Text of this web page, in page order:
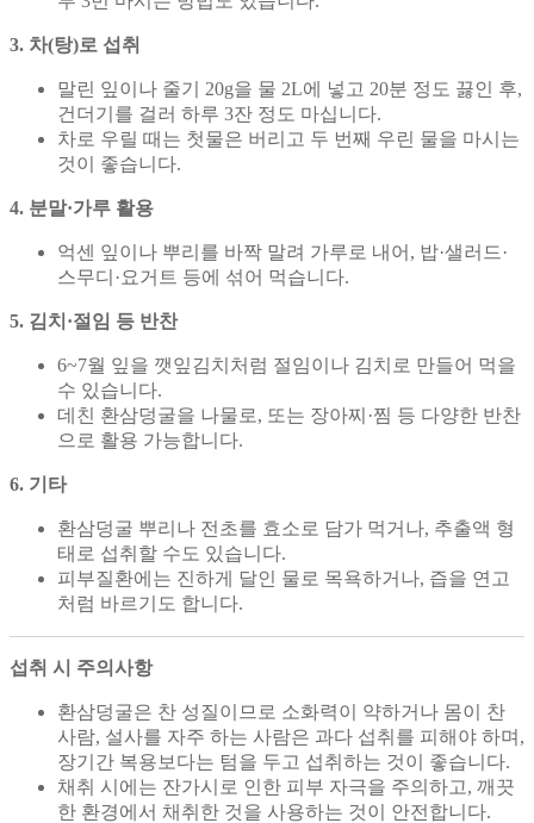
3. 차(탕)로 섭취
말린 잎이나 줄기 20g을 물 2L에 넣고 20분 정도 끓인 후,
건더기를 걸러 하루 3잔 정도 마십니다.
차로 우릴 때는 첫물은 버리고 두 번째 우린 물을 마시는
것이 좋습니다.
4. 분말·가루 활용
억센 잎이나 뿌리를 바짝 말려 가루로 내어, 밥·샐러드·
스무디·요거트 등에 섞어 먹습니다.
5. 김치·절임 등 반찬
6~7월 잎을 깻잎김치처럼 절임이나 김치로 만들어 먹을
수 있습니다.
데친 환삼덩굴을 나물로, 또는 장아찌·찜 등 다양한 반찬
으로 활용 가능합니다.
6. 기타
환삼덩굴 뿌리나 전초를 효소로 담가 먹거나, 추출액 형
태로 섭취할 수도 있습니다.
피부질환에는 진하게 달인 물로 목욕하거나, 즙을 연고
처럼 바르기도 합니다.
섭취 시 주의사항
환삼덩굴은 찬 성질이므로 소화력이 약하거나 몸이 찬
사람, 설사를 자주 하는 사람은 과다 섭취를 피해야 하며,
장기간 복용보다는 텀을 두고 섭취하는 것이 좋습니다.
채취 시에는 잔가시로 인한 피부 자극을 주의하고, 깨끗
한 환경에서 채취한 것을 사용하는 것이 안전합니다.